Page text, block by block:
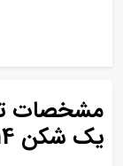
مشخصات
یک شکن B14